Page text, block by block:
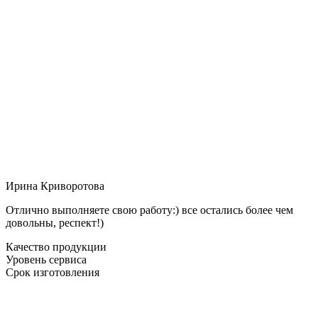
Ирина Криворотова
Отлично выполняете свою работу:) все остались более чем
довольны, респект!)
Качество продукции
Уровень сервиса
Срок изготовления